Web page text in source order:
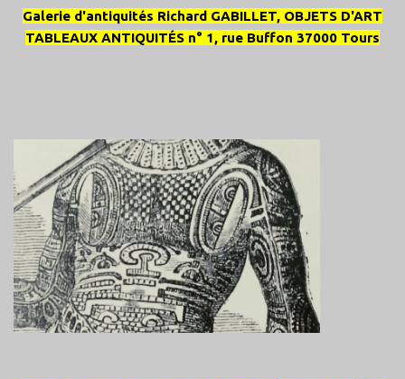
Galerie d'antiquités Richard GABILLET, OBJETS D'ART
TABLEAUX ANTIQUITÉS n° 1, rue Buffon 37000 Tours